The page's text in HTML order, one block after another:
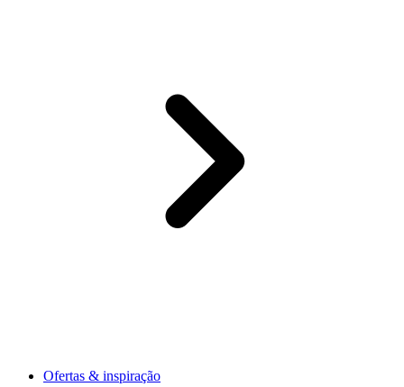
Ofertas & inspiração